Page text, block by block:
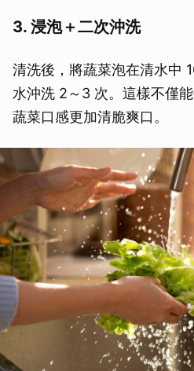
3. 浸泡＋二次沖洗
清洗後，將蔬菜泡在清水中
水沖洗 2～3 次。這樣不僅
蔬菜口感更加清脆爽口。